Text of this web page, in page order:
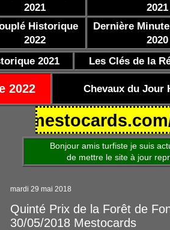
2021
2021
Historique
2022
Dernière
2020
2021
Les Clés de la
2022 Chevaux du Jour
p/
Bonjour amis turfiste je suis
de mettre le site à jour reprise
mardi 29 mai 2018
Quinté Prix de la Forêt de
30/05/2018 Mestocards